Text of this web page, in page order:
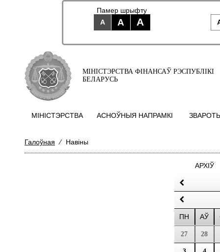
Памер шрыфту
A
A A
МІНІСТЭРСТВА ФІНАНСАЎ РЭСПУБЛІКІ
БЕЛАРУСЬ
МIНIСТЭРСТВА АСНОЎНЫЯ НАПРАМКI
Галоўная ⁄ Навіны
АРХІЎ
ПН АЎ
27 28